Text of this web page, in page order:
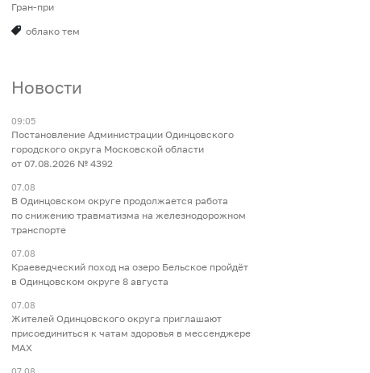
Гран-при
облако тем
Новости
09:05
Постановление Администрации Одинцовского
городского округа Московской области
от 07.08.2026 № 4392
07.08
В Одинцовском округе продолжается работа
по снижению травматизма на железнодорожном
транспорте
07.08
Краеведческий поход на озеро Бельское пройдёт
в Одинцовском округе 8 августа
07.08
Жителей Одинцовского округа приглашают
присоединиться к чатам здоровья в мессенджере
МАХ